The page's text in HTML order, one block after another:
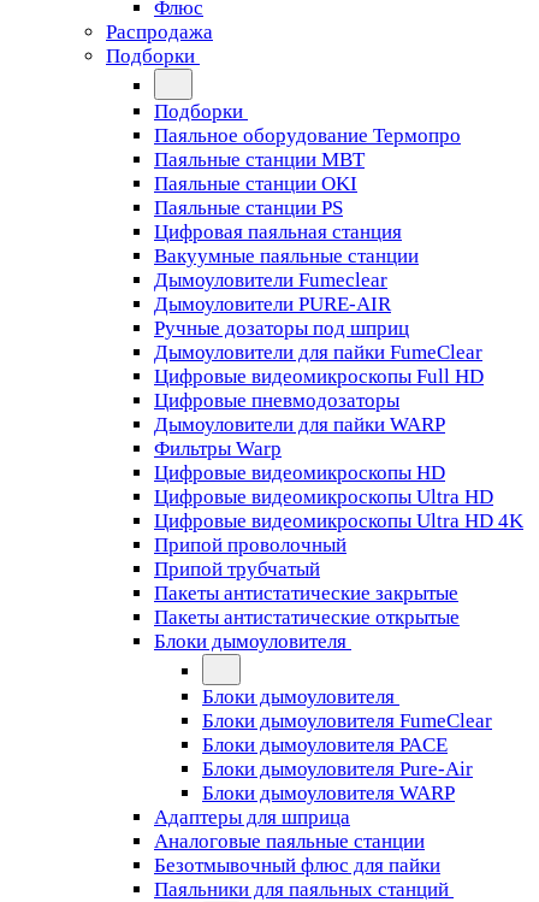
Флюс
Распродажа
Подборки
Подборки
Паяльное оборудование Термопро
Паяльные станции MBT
Паяльные станции OKI
Паяльные станции PS
Цифровая паяльная станция
Вакуумные паяльные станции
Дымоуловители Fumeclear
Дымоуловители PURE-AIR
Ручные дозаторы под шприц
Дымоуловители для пайки FumeClear
Цифровые видеомикроскопы Full HD
Цифровые пневмодозаторы
Дымоуловители для пайки WARP
Фильтры Warp
Цифровые видеомикроскопы HD
Цифровые видеомикроскопы Ultra HD
Цифровые видеомикроскопы Ultra HD 4K
Припой проволочный
Припой трубчатый
Пакеты антистатические закрытые
Пакеты антистатические открытые
Блоки дымоуловителя
Блоки дымоуловителя
Блоки дымоуловителя FumeClear
Блоки дымоуловителя PACE
Блоки дымоуловителя Pure-Air
Блоки дымоуловителя WARP
Адаптеры для шприца
Аналоговые паяльные станции
Безотмывочный флюс для пайки
Паяльники для паяльных станций